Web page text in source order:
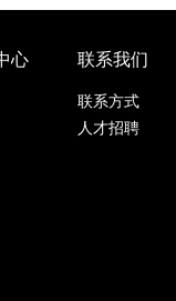
心 联系我们
联系方式
人才招聘